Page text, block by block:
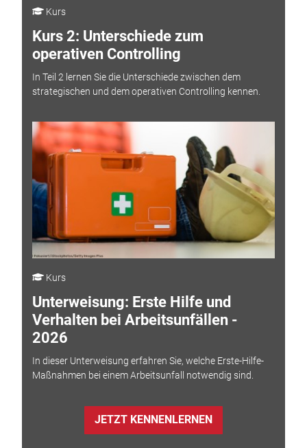
Kurs
Kurs 2: Unterschiede zum
operativen Controlling
In Teil 2 lernen Sie die Unterschiede zwischen dem
strategischen und dem operativen Controlling kennen.
Kurs
Unterweisung: Erste Hilfe und
Verhalten bei Arbeitsunfällen -
2026
In dieser Unterweisung erfahren Sie, welche Erste-Hilfe-
Maßnahmen bei einem Arbeitsunfall notwendig sind.
JETZT KENNENLERNEN